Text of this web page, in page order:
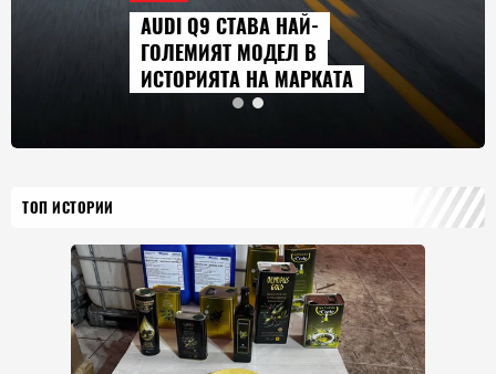
AUDI Q9 СТАВА НАЙ-
ГОЛЕМИЯТ МОДЕЛ В
ИСТОРИЯТА НА МАРКАТА
ТОП ИСТОРИИ